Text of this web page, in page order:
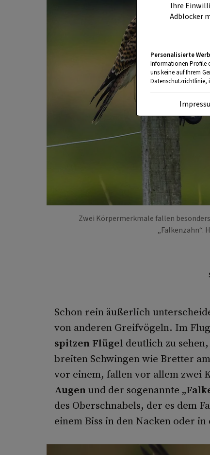
Zwei Körpermerk­male fallen
„Falkenzahn“.
Schon rein äußerlich
von anderen Greifvögeln. Im
spitzen Flügel deutlich zu
breiten Schwingen wie Bretter
vor einem, fallen vor allem zwei
Augenund der sogenannte
des Oberschnabels, der es dem
einem Biss in den Nacken oder
Ihre
Adblocker
Personalisierte
Informationen Profile
uns keine auf Ihrem
Datenschutzrichtlinie,